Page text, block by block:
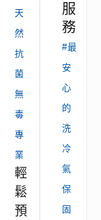
天
然
抗
菌
無
毒
專
業
輕
鬆
預
服
務
#最
安
心
的
洗
冷
氣
保
固